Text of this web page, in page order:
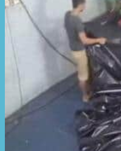
Sản Phẩm
Bạt che
Bạt kéo
Bạt che
Bạt nhựa
Bạt sọc 3
Bạt nhựa
Bạt lót
Bạt nhựa
Màng
Sản Phẩm Dù
Dù che
Dù che